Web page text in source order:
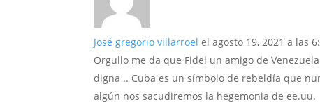
José gregorio villarroel el agosto 19, 2021 a las
Orgullo me da que Fidel un amigo de
digna .. Cuba es un símbolo de rebeldía que
algún nos sacudiremos la hegemonia de ee.uu.